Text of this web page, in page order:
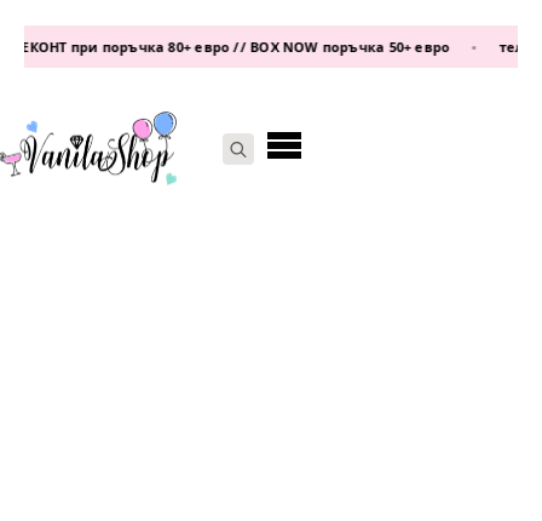
при поръчка 80+ евро // BOX NOW поръчка 50+ евро • телефон: